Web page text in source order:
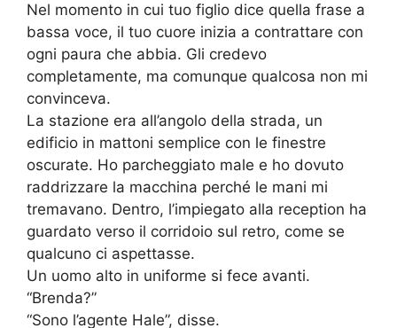
Nel momento in cui tuo figlio dice quella frase a
bassa voce, il tuo cuore inizia a contrattare con
ogni paura che abbia. Gli credevo
completamente, ma comunque qualcosa non mi
convinceva.
La stazione era all’angolo della strada, un
edificio in mattoni semplice con le finestre
oscurate. Ho parcheggiato male e ho dovuto
raddrizzare la macchina perché le mani mi
tremavano. Dentro, l’impiegato alla reception ha
guardato verso il corridoio sul retro, come se
qualcuno ci aspettasse.
Un uomo alto in uniforme si fece avanti.
“Brenda?”
“Sono l’agente Hale”, disse.